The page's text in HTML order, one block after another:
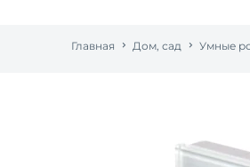
Главная Дом, сад Умные